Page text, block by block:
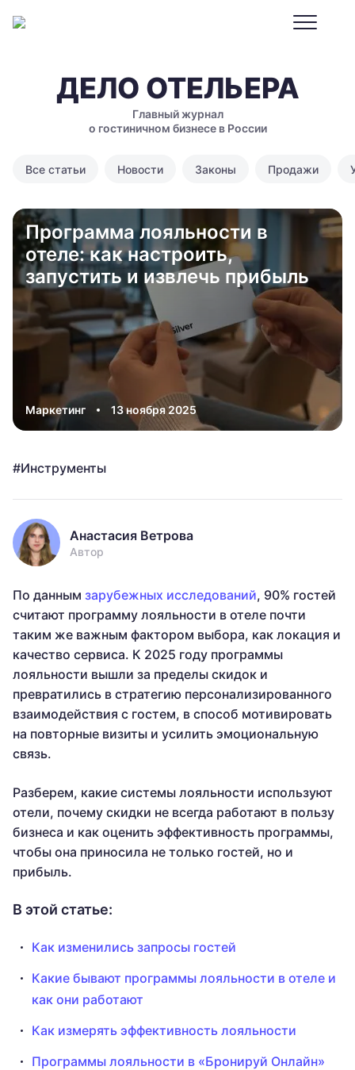
ДЕЛО ОТЕЛЬЕРА
Главный журнал
о гостиничном бизнесе в России
Все статьи Новости Законы Продажи
Программа лояльности в
отеле: как настроить,
запустить и извлечь прибыль
Маркетинг 13 ноября 2025
Инструменты
Анастасия Ветрова
Автор
По данным зарубежных исследований, 90% гостей
считают программу лояльности в отеле почти
таким же важным фактором выбора, как локация и
качество сервиса. К 2025 году программы
лояльности вышли за пределы скидок и
превратились в стратегию персонализированного
взаимодействия с гостем, в способ мотивировать
на повторные визиты и усилить эмоциональную
связь.
Разберем, какие системы лояльности используют
отели, почему скидки не всегда работают в пользу
бизнеса и как оценить эффективность программы,
чтобы она приносила не только гостей, но и
прибыль.
В этой статье:
Как изменились запросы гостей
Какие бывают программы лояльности в отеле и
как они работают
Как измерять эффективность лояльности
Программы лояльности в «Бронируй Онлайн»